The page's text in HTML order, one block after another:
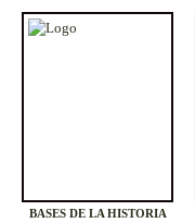
BASES DE LA HISTORIA